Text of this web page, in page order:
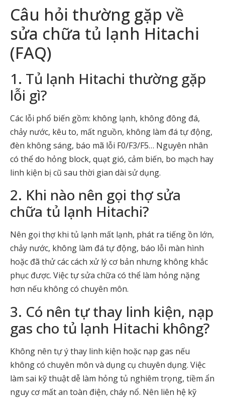
Câu hỏi thường gặp về
sửa chữa tủ lạnh Hitachi
(FAQ)
1. Tủ lạnh Hitachi thường gặp
lỗi gì?
Các lỗi phổ biến gồm: không lạnh, không đông đá,
chảy nước, kêu to, mất nguồn, không làm đá tự động,
đèn không sáng, báo mã lỗi F0/F3/F5… Nguyên nhân
có thể do hỏng block, quạt gió, cảm biến, bo mạch hay
linh kiện bị cũ sau thời gian dài sử dụng.
2. Khi nào nên gọi thợ sửa
chữa tủ lạnh Hitachi?
Nên gọi thợ khi tủ lạnh mất lạnh, phát ra tiếng ồn lớn,
chảy nước, không làm đá tự động, báo lỗi màn hình
hoặc đã thử các cách xử lý cơ bản nhưng không khắc
phục được. Việc tự sửa chữa có thể làm hỏng nặng
hơn nếu không có chuyên môn.
3. Có nên tự thay linh kiện, nạp
gas cho tủ lạnh Hitachi không?
Không nên tự ý thay linh kiện hoặc nạp gas nếu
không có chuyên môn và dụng cụ chuyên dụng. Việc
làm sai kỹ thuật dễ làm hỏng tủ nghiêm trọng, tiềm ẩn
nguy cơ mất an toàn điện, cháy nổ. Nên liên hệ kỹ